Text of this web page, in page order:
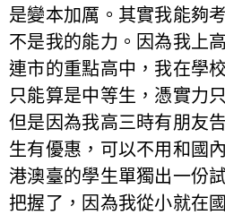
是變本加厲。其實我能夠
不是我的能力。因為我上
連市的重點高中，我在學
只能算是中等生，憑實力
但是因為我高三時有朋友
生有優惠，可以不用和國
港澳臺的學生單獨出一份
把握了，因為我從小就在